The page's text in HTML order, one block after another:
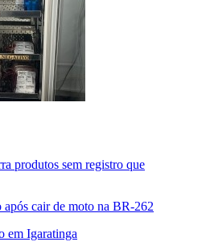
produtos sem registro que
cair de moto na BR-262
em Igaratinga